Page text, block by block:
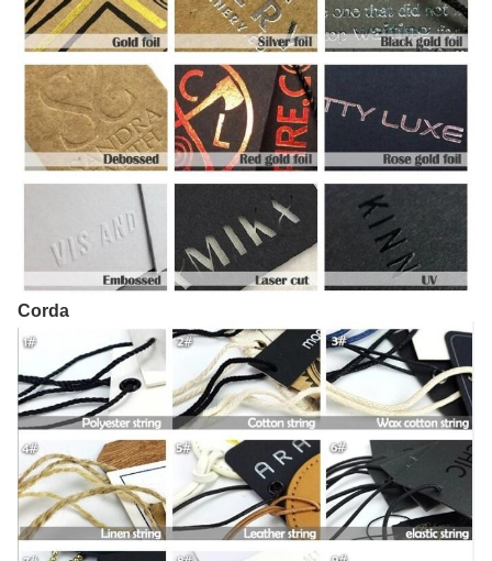
Corda